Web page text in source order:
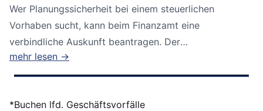
Wer Planungssicherheit bei einem steuerlichen
Vorhaben sucht, kann beim Finanzamt eine
verbindliche Auskunft beantragen. Der
Bundesfinanzhof...
mehr lesen →
*Buchen lfd. Geschäftsvorfälle